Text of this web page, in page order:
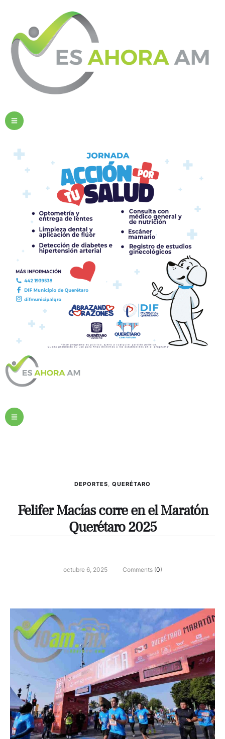
DEPORTES, QUERÉTARO
Felifer Macías corre en el Maratón
Querétaro 2025
octubre 6, 2025 Comments (0)